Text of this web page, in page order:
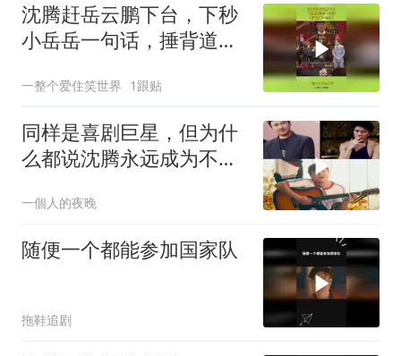
沈腾赶岳云鹏下台，下秒
小岳岳一句话，捶背道歉
一整个爱住笑世界 1跟贴
同样是喜剧巨星，但为什
么都说沈腾永远成为不了
一個人的夜晚
随便一个都能参加国家队
拖鞋追剧